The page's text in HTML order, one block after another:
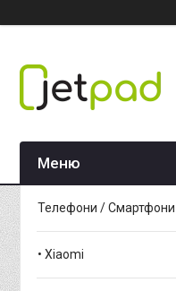
Телефони / Смартфони
• Xiaomi